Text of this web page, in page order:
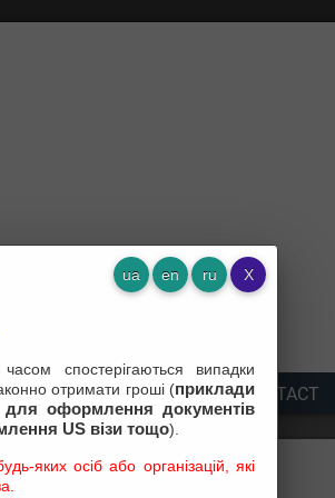
спостерігаються випадки
отримати гроші (приклади
для оформлення документів
US візи тощо).
яких осіб або організацій, які
PARTNERS CONTACT